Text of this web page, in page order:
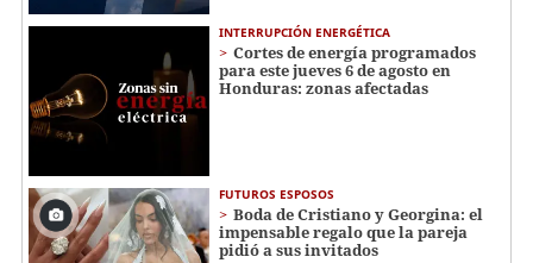
INTERRUPCIÓN ENERGÉTICA
Cortes de energía programados
para este jueves 6 de agosto en
Honduras: zonas afectadas
FUTUROS ESPOSOS
Boda de Cristiano y Georgina: el
impensable regalo que la pareja
pidió a sus invitados